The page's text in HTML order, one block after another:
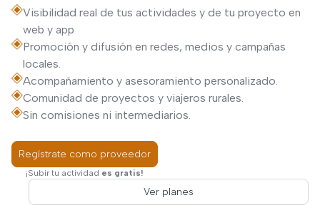
Visibilidad real de tus actividades y de tu proyecto en
web y app
Promoción y difusión en redes, medios y campañas
locales.
Acompañamiento y asesoramiento personalizado.
Comunidad de proyectos y viajeros rurales.
Sin comisiones ni intermediarios.
Regístrate como proveedor
¡Subir tu actividad es gratis!
Ver planes